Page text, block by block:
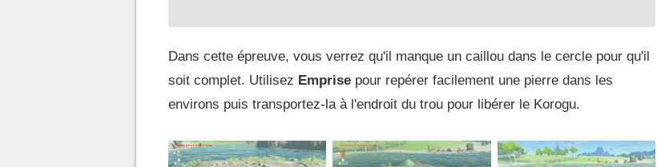
Dans cette épreuve, vous verrez qu'il manque un caillou dans le cercle pour qu'il
soit complet. Utilisez Emprise pour repérer facilement une pierre dans les
environs puis transportez-la à l'endroit du trou pour libérer le Korogu.